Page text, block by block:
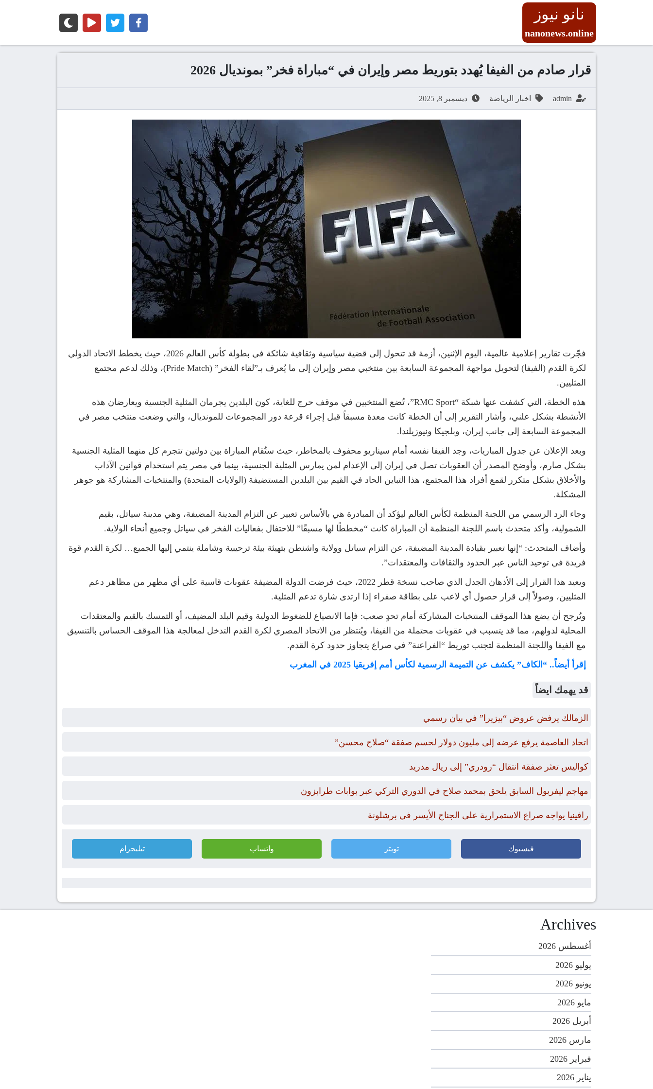
نانو نيوز
nanonews.online
قرار صادم من الفيفا يُهدد بتوريط مصر وإيران في “مباراة فخر” بمونديال 2026
admin اخبار الرياضة ديسمبر 8, 2025
فجّرت تقارير إعلامية عالمية، اليوم الإثنين، أزمة قد تتحول إلى قضية سياسية وثقافية شائكة في بطولة كأس العالم 2026، حيث يخطط الاتحاد الدولي
لكرة القدم (الفيفا) لتحويل مواجهة المجموعة السابعة بين منتخبي مصر وإيران إلى ما يُعرف بـ”لقاء الفخر” (Pride Match)، وذلك لدعم مجتمع
المثليين.
هذه الخطة، التي كشفت عنها شبكة “RMC Sport”، تُضع المنتخبين في موقف حرج للغاية، كون البلدين يجرمان المثلية الجنسية ويعارضان هذه
الأنشطة بشكل علني، وأشار التقرير إلى أن الخطة كانت معدة مسبقاً قبل إجراء قرعة دور المجموعات للمونديال، والتي وضعت منتخب مصر في
المجموعة السابعة إلى جانب إيران، وبلجيكا ونيوزيلندا.
وبعد الإعلان عن جدول المباريات، وجد الفيفا نفسه أمام سيناريو محفوف بالمخاطر، حيث ستُقام المباراة بين دولتين تتجرم كل منهما المثلية الجنسية
بشكل صارم، وأوضح المصدر أن العقوبات تصل في إيران إلى الإعدام لمن يمارس المثلية الجنسية، بينما في مصر يتم استخدام قوانين الآداب
والأخلاق بشكل متكرر لقمع أفراد هذا المجتمع، هذا التباين الحاد في القيم بين البلدين المستضيفة (الولايات المتحدة) والمنتخبات المشاركة هو جوهر
المشكلة.
وجاء الرد الرسمي من اللجنة المنظمة لكأس العالم ليؤكد أن المبادرة هي بالأساس تعبير عن التزام المدينة المضيفة، وهي مدينة سياتل، بقيم
الشمولية، وأكد متحدث باسم اللجنة المنظمة أن المباراة كانت “مخططًا لها مسبقًا” للاحتفال بفعاليات الفخر في سياتل وجميع أنحاء الولاية.
وأضاف المتحدث: “إنها تعبير بقيادة المدينة المضيفة، عن التزام سياتل وولاية واشنطن بتهيئة بيئة ترحيبية وشاملة ينتمي إليها الجميع… لكرة القدم قوة
فريدة في توحيد الناس عبر الحدود والثقافات والمعتقدات”.
ويعيد هذا القرار إلى الأذهان الجدل الذي صاحب نسخة قطر 2022، حيث فرضت الدولة المضيفة عقوبات قاسية على أي مظهر من مظاهر دعم
المثليين، وصولاً إلى قرار حصول أي لاعب على بطاقة صفراء إذا ارتدى شارة تدعم المثلية.
ويُرجح أن يضع هذا الموقف المنتخبات المشاركة أمام تحدٍ صعب: فإما الانصياع للضغوط الدولية وقيم البلد المضيف، أو التمسك بالقيم والمعتقدات
المحلية لدولهم، مما قد يتسبب في عقوبات محتملة من الفيفا، ويُنتظر من الاتحاد المصري لكرة القدم التدخل لمعالجة هذا الموقف الحساس بالتنسيق
مع الفيفا واللجنة المنظمة لتجنب توريط “الفراعنة” في صراع يتجاوز حدود كرة القدم.
إقرأ أيضاً.. “الكاف” يكشف عن التميمة الرسمية لكأس أمم إفريقيا 2025 في المغرب
قد يهمك ايضاً
الزمالك يرفض عروض “بيزيرا” في بيان رسمي
اتحاد العاصمة يرفع عرضه إلى مليون دولار لحسم صفقة “صلاح محسن”
كواليس تعثر صفقة انتقال “رودري” إلى ريال مدريد
مهاجم ليفربول السابق يلحق بمحمد صلاح في الدوري التركي عبر بوابات طرابزون
رافينيا يواجه صراع الاستمرارية على الجناح الأيسر في برشلونة
فيسبوك تويتر واتساب تيليجرام
Archives
أغسطس 2026
يوليو 2026
يونيو 2026
مايو 2026
أبريل 2026
مارس 2026
فبراير 2026
يناير 2026